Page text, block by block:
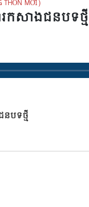
MỚI)
កសាងជនបទថ្មី
បទថ្មី